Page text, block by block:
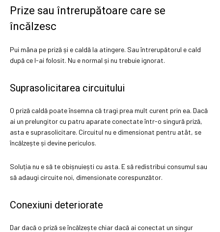
Prize sau întrerupătoare care se
încălzesc
Pui mâna pe priză și e caldă la atingere. Sau întrerupătorul e cald
după ce l-ai folosit. Nu e normal și nu trebuie ignorat.
Suprasolicitarea circuitului
O priză caldă poate însemna că tragi prea mult curent prin ea. Dacă
ai un prelungitor cu patru aparate conectate într-o singură priză,
asta e suprasolicitare. Circuitul nu e dimensionat pentru atât, se
încălzește și devine periculos.
Soluția nu e să te obișnuiești cu asta. E să redistribui consumul sau
să adaugi circuite noi, dimensionate corespunzător.
Conexiuni deteriorate
Dar dacă o priză se încălzește chiar dacă ai conectat un singur